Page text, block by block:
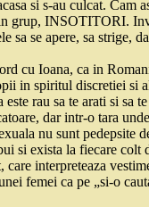
si s-au culcat. Cam
grup, INSOTITORI.
sa se apere, sa strige,
cu Ioana, ca in
in spiritul discretiei si
este rau sa te arati si sa
dar intr-o tara
nu sunt pedepsite
si exista la fiecare colt
care interpreteaza
femei ca pe „si-o